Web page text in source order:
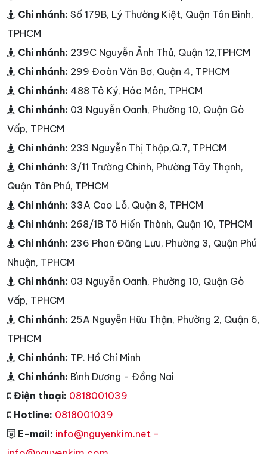
Chi nhánh: Số 179B, Lý Thường Kiệt, Quận Tân Bình,
TPHCM
Chi nhánh: 239C Nguyễn Ảnh Thủ, Quận 12,TPHCM
Chi nhánh: 299 Đoàn Văn Bơ, Quận 4, TPHCM
Chi nhánh: 488 Tô Ký, Hóc Môn, TPHCM
Chi nhánh: 03 Nguyễn Oanh, Phường 10, Quận Gò
Vấp, TPHCM
Chi nhánh: 233 Nguyễn Thị Thập,Q.7, TPHCM
Chi nhánh: 3/11 Trường Chinh, Phường Tây Thạnh,
Quận Tân Phú, TPHCM
Chi nhánh: 33A Cao Lỗ, Quận 8, TPHCM
Chi nhánh: 268/1B Tô Hiến Thành, Quận 10, TPHCM
Chi nhánh: 236 Phan Đăng Lưu, Phường 3, Quận Phú
Nhuận, TPHCM
Chi nhánh: 03 Nguyễn Oanh, Phường 10, Quận Gò
Vấp, TPHCM
Chi nhánh: 25A Nguyễn Hữu Thận, Phường 2, Quận 6,
TPHCM
Chi nhánh: TP. Hồ Chí Minh
Chi nhánh: Bình Dương - Đồng Nai
Điện thoại: 0818001039
Hotline: 0818001039
E-mail: info@nguyenkim.net -